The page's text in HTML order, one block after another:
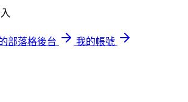
部落格後台
我的帳號